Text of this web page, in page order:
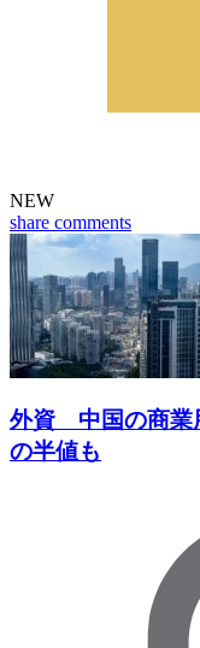
NEW
share comments
外資 中国の商業
の半値も